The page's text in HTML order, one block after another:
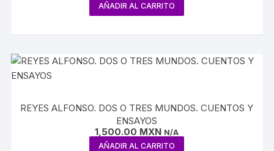
AÑADIR AL CARRITO
REYES ALFONSO. DOS O TRES MUNDOS. CUENTOS Y
ENSAYOS
1,500.00 MXN N/A
AÑADIR AL CARRITO